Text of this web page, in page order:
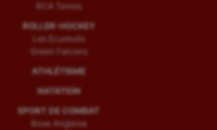
RCA Tennis
ROLLER-HOCKEY
Les Ecureuils
Green Falcons
ATHLÉTISME
NATATION
SPORT DE COMBAT
Boxe Anglaise